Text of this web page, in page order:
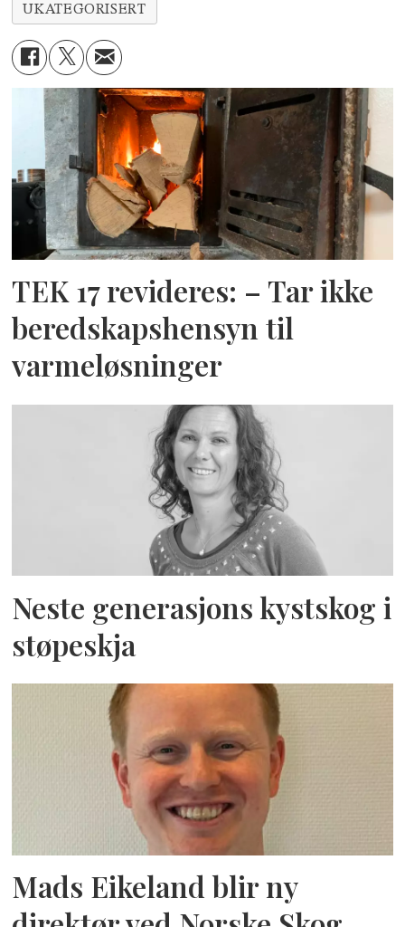
UKATEGORISERT
TEK 17 revideres: – Tar ikke
beredskapshensyn til
varmeløsninger
Neste generasjons kystskog i
støpeskja
Mads Eikeland blir ny